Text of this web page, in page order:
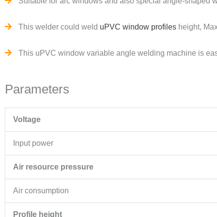
This welder could weld uPVC window profiles height,
This uPVC window variable angle welding machine is
Parameters
Voltage
Input power
Air resource pressure
Air consumption
Profile height